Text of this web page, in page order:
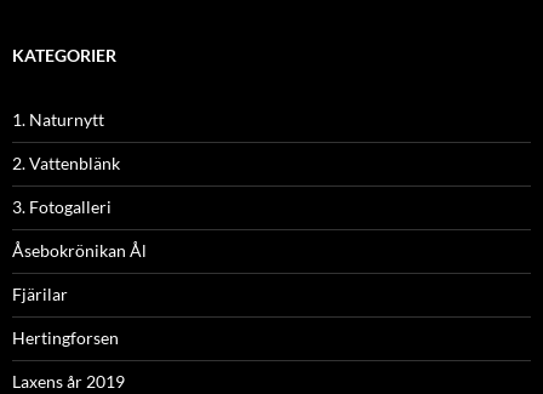
KATEGORIER
1. Naturnytt
2. Vattenblänk
3. Fotogalleri
Åsebokrönikan Ål
Fjärilar
Hertingforsen
Laxens år 2019